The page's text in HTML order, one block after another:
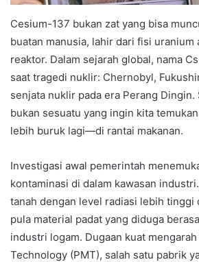
Cesium-137 bukan zat yang bisa
buatan manusia, lahir dari fisi uranium
reaktor. Dalam sejarah global, nama
saat tragedi nuklir: Chernobyl,
senjata nuklir pada era Perang Dingin.
bukan sesuatu yang ingin kita
lebih buruk lagi—di rantai makanan.
Investigasi awal pemerintah
kontaminasi di dalam kawasan
tanah dengan level radiasi lebih tinggi
pula material padat yang diduga
industri logam. Dugaan kuat
Technology (PMT), salah satu pabrik